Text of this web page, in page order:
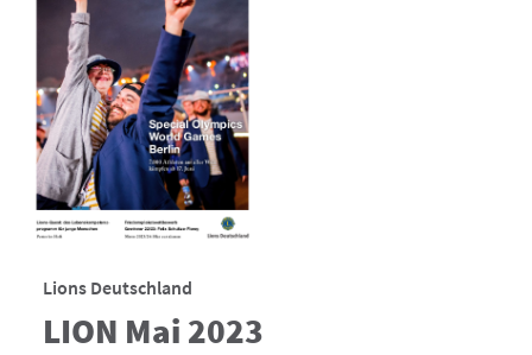
Lions Deutschland
LION Mai 2023